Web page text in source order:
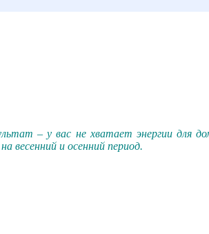
– у вас не хватает энергии для
весенний и осенний период.